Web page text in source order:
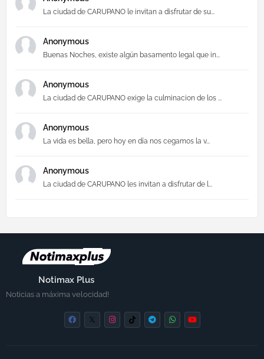
La ciudad de CARUPANO le invitan a disfrutar de su...
Anonymous
Buenas Noches, existe algún basamento legal que in...
Anonymous
La ciudad de CARUPANO exige la culminacion de los ...
Anonymous
La vida es bella, pero hoy en día nos cegamos la v...
Anonymous
La ciudad de CARUPANO les invitan a disfrutar de l...
Notimax Plus
Noticias a máxima velocidad!